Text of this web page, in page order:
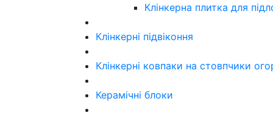
Клінкерна плитка для
Клінкерні підвіконня
Клінкерні ковпаки на стовпчики
Керамічні блоки